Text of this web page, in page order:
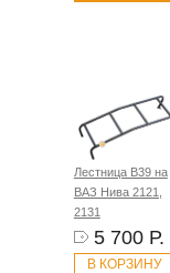
Лестница B39 на
ВАЗ Нива 2121,
2131
5 700 Р.
В КОРЗИНУ